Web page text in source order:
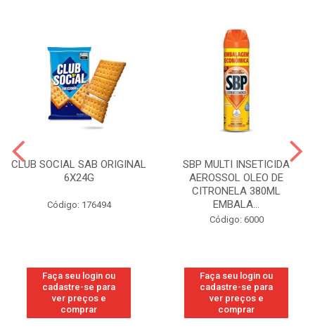
CLUB SOCIAL SAB ORIGINAL
6X24G
Código: 176494
Faça seu login ou
cadastre-se para
ver preços e
comprar
SBP MULTI INSETICIDA
AEROSSOL OLEO DE
CITRONELA 380ML
EMBALA...
Código: 6000
Faça seu login ou
cadastre-se para
ver preços e
comprar